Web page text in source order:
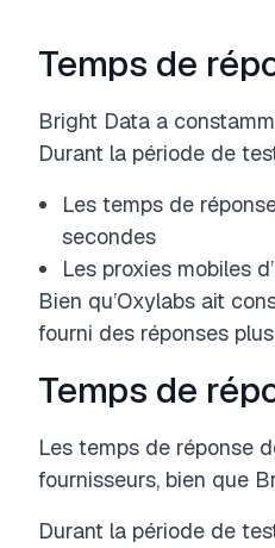
Temps de
Bright Data a
Durant la période de
Les temps de
secondes
Les proxies mobiles
Bien qu’Oxylabs ait
fourni des réponses
Temps de
Les temps de réponse
fournisseurs, bien que
Durant la période de